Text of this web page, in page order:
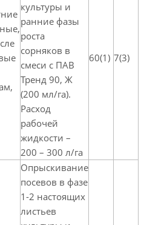
культуры и
ранние фазы
роста
сорняков в
смеси с ПАВ
Тренд 90, Ж
(200 мл/га).
Расход
рабочей
жидкости –
200 – 300 л/га
60(1) 7(3)
Опрыскивание
посевов в фазе
1-2 настоящих
листьев